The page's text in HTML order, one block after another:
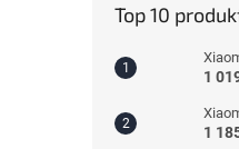
Top 10
1
1